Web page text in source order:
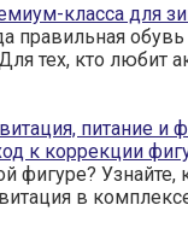
класса для
правильная обувь
тех, кто любит
питание и
к коррекции
фигуре? Узнайте,
в